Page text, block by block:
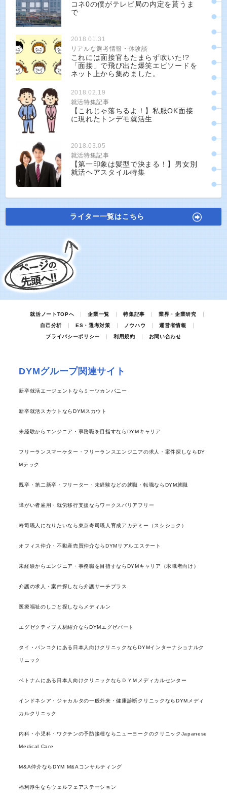
コネ0の僕がテレビ局の内定を貰うま
で
2018.01.31
リアルな選考情報・体験談
これには面接官もたまらず吹いた!?
「面接」で飛び出た爆笑エピソードを
ネット上から集めました。
2018.02.19
就活特集記事
【これじゃ落ちるよ！】私服OK面接
に現れたトンデモ就活生
2018.03.05
就活特集記事
【第一印象は髪型で決まる！】男女別
就活ヘアスタイル特集
ライター一覧はこちら
就活ノートTOPへ 企業一覧 特集記事
業界・企業研究
自己分析
ES・選考対策 ノウハウ
運営者情報
プライバシーポリシー
利用規約 お問い合わせ
DYMグループ関連サイト
新卒就活エージェントならミーツカンパニー
新卒就活スカウトならDYMスカウト
未経験からエンジニア・事務職を目指すならDYMキャリア
フリーランスマーケター・フリーランスエンジニアの求人・案件探しならDY
Mテック
既卒・第二新卒・フリーター・未経験などの就職・転職ならDYM就職
障がい者雇用・就労移行支援ならワークスバリアフリー
寿司職人になりたいなら東京寿司職人育成アカデミー（スシショク）
オフィス仲介・不動産売買仲介ならDYMリアルエステート
未経験からエンジニア・事務職を目指すならDYMキャリア（求職者向け）
介護の求人・案件探しなら介護サーチプラス
医療福祉のしごと探しならメディルン
エグゼクティブ人材紹介ならDYMエグゼパート
タイ・バンコクにある日本人向けクリニックならDYMインターナショナルク
リニック
ベトナムにある日本人向けクリニックならＤＹＭメディカルセンター
インドネシア・ジャカルタの一般外来・健康診断クリニックならDYMメディ
カルクリニック
内科・小児科・ワクチンの予防接種ならニューヨークのクリニックJapanese
Medical Care
M&A仲介ならDYM M&Aコンサルティング
福利厚生ならウェルフェアステーション